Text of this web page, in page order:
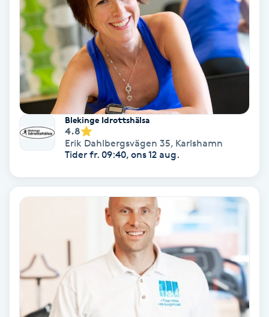
Reiki massage
Restorative Yoga
Rosacea
Rosenmetoden
Ryggmassage
Shiatsu
Singelfransar
Blekinge Idrottshälsa
4.8
Erik Dahlbergsvägen 35, Karlshamn
Tider fr. 09:40, ons 12 aug.